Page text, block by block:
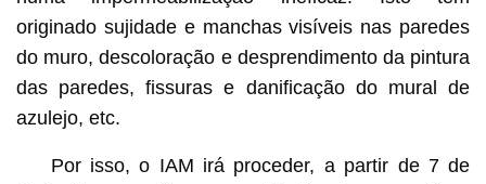
originado sujidade e manchas visíveis nas paredes
do muro, descoloração e desprendimento da pintura
das paredes, fissuras e danificação do mural de
azulejo, etc.
Por isso, o IAM irá proceder, a partir de 7 de